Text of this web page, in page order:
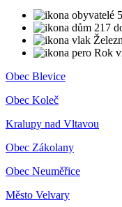
217
Rok
Obec Blevice
Obec Koleč
Kralupy nad Vltavou
Obec Zákolany
Obec Neuměřice
Město Velvary